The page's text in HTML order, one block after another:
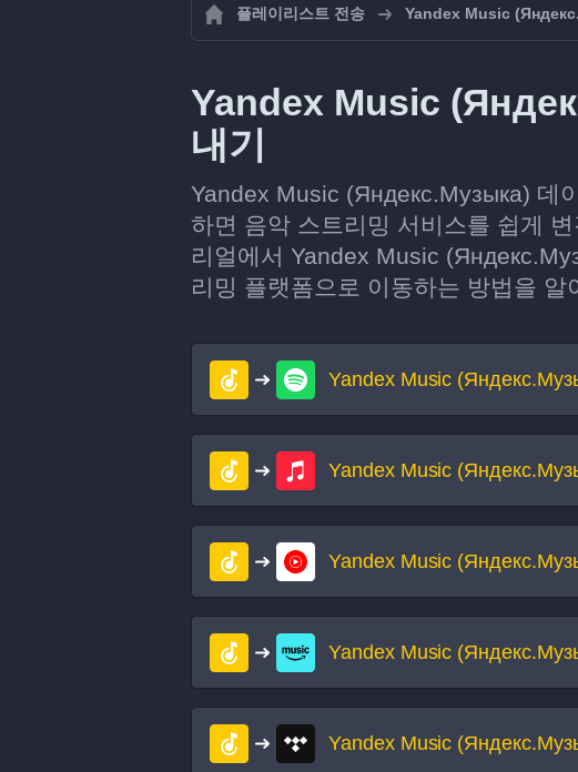
플레이리스트 전송 Yandex Music
Yandex Music
내기
Yandex Music (Яндекс.Музыка) 데
하면 음악 스트리밍 서비스를 쉽게
리얼에서 Yandex Music
리밍 플랫폼으로 이동하는 방법을 알
Yandex Music
Yandex Music
Yandex Music
Yandex Music
Yandex Music